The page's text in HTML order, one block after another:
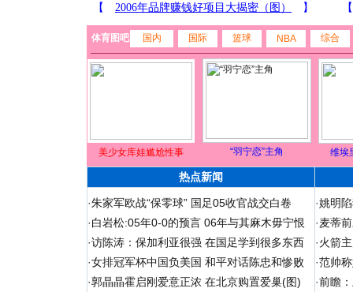
体育图吧 国内 国际 篮球 NBA 综合
美少女库娃尴尬性事 “羽宁恋”主角 维埃
热点新闻
·朱家军欧战“保零球” 国足05收官战交白卷
·白岩松:05年0-0的预言 06年与其麻木毋宁恨
·访陈涛：保加利亚很强 在国足学到很多东西
·女排冠军杯中国负美国 和平对话陈忠和惨败
·郭晶晶霍启刚爱意正浓 在北京购置爱巢(图)
·姚明
·麦蒂
·火箭
·范帅
·前瞻